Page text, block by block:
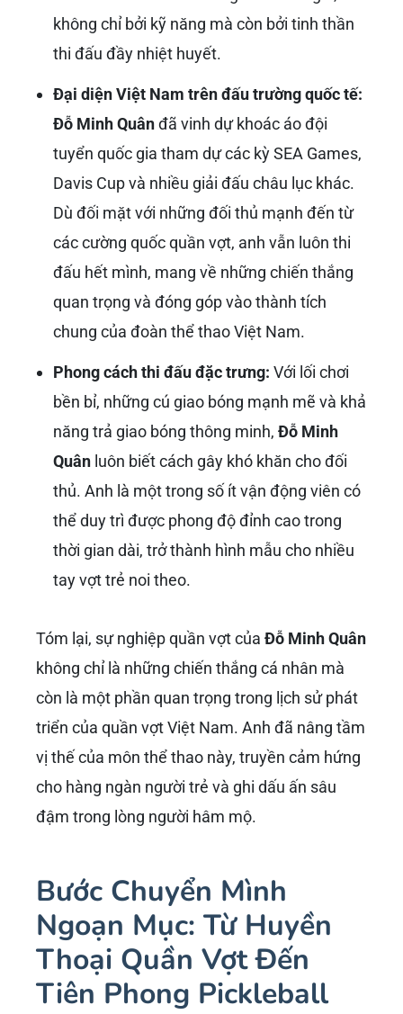
không chỉ bởi kỹ năng mà còn bởi tinh thần
thi đấu đầy nhiệt huyết.
Đại diện Việt Nam trên đấu trường quốc tế:
Đỗ Minh Quânđã vinh dự khoác áo đội
tuyển quốc gia tham dự các kỳ SEA Games,
Davis Cup và nhiều giải đấu châu lục khác.
Dù đối mặt với những đối thủ mạnh đến từ
các cường quốc quần vợt, anh vẫn luôn thi
đấu hết mình, mang về những chiến thắng
quan trọng và đóng góp vào thành tích
chung của đoàn thể thao Việt Nam.
Phong cách thi đấu đặc trưng: Với lối chơi
bền bỉ, những cú giao bóng mạnh mẽ và khả
năng trả giao bóng thông minh,Đỗ Minh
Quân luôn biết cách gây khó khăn cho đối
thủ. Anh là một trong số ít vận động viên có
thể duy trì được phong độ đỉnh cao trong
thời gian dài, trở thành hình mẫu cho nhiều
tay vợt trẻ noi theo.
Tóm lại, sự nghiệp quần vợt của Đỗ Minh Quân
không chỉ là những chiến thắng cá nhân mà
còn là một phần quan trọng trong lịch sử phát
triển của quần vợt Việt Nam. Anh đã nâng tầm
vị thế của môn thể thao này, truyền cảm hứng
cho hàng ngàn người trẻ và ghi dấu ấn sâu
đậm trong lòng người hâm mộ.
Bước Chuyển Mình
Ngoạn Mục: Từ Huyền
Thoại Quần Vợt Đến
Tiên Phong Pickleball